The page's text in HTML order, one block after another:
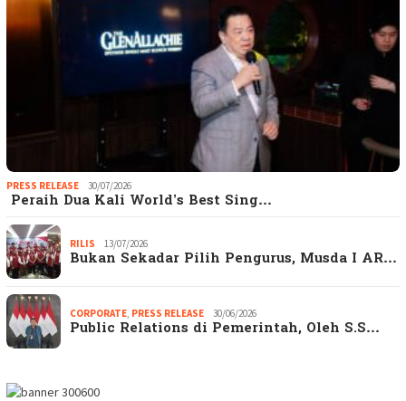
PRESS RELEASE 30/07/2026
Peraih Dua Kali World’s Best Sing…
RILIS 13/07/2026
Bukan Sekadar Pilih Pengurus, Musda I AR…
CORPORATE, PRESS RELEASE 30/06/2026
Public Relations di Pemerintah, Oleh S.S…